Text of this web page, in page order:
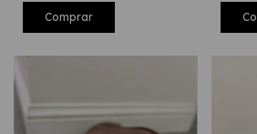
Comprar